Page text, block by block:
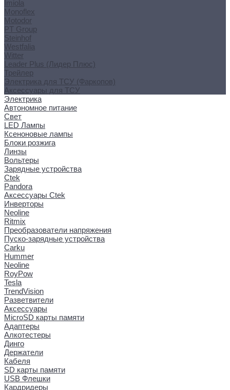
Imiola
Monoflex
Motodor
PT Group
Steinhof
Westfalia
Witter
Leader Plus (Лидер Плюс)
Трейлер
Электрика для ТСУ (Фаркопов)
Аксессуары для ТСУ
Электрика
Автономное питание
Свет
LED Лампы
Ксеноновые лампы
Блоки розжига
Линзы
Вольтеры
Зарядные устройства
Ctek
Pandora
Аксессуары Ctek
Инверторы
Neoline
Ritmix
Преобразователи напряжения
Пуско-зарядные устройства
Carku
Hummer
Neoline
RoyPow
Tesla
TrendVision
Разветвители
Аксессуары
MicroSD карты памяти
Адаптеры
Алкотестеры
Динго
Держатели
Кабеля
SD карты памяти
USB Флешки
Кардридеры